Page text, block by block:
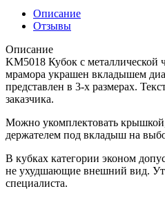
Описание
Отзывы
Описание
KM5018 Кубок с металлической
мрамора украшен вкладышем
представлен в 3-х размерах.
заказчика.
Можно укомплектовать
держателем под вкладыш на
В кубках категории эконом
не ухудшающие внешний вид.
специалиста.